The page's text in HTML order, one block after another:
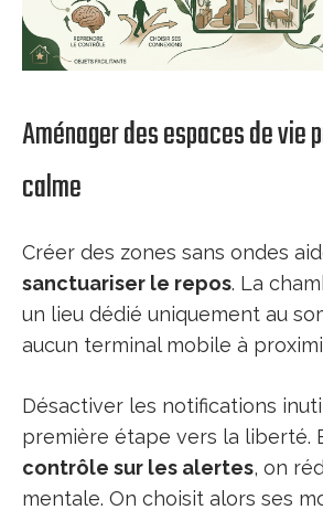
Aménager des espaces de vie
calme
Créer des zones sans ondes
sanctuariser le repos. La
un lieu dédié uniquement au
aucun terminal mobile à
Désactiver les notifications
première étape vers la liberté.
contrôle sur les alertes, on
mentale. On choisit alors ses